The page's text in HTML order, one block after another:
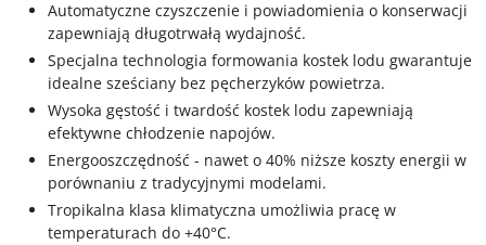
Automatyczne czyszczenie i powiadomienia o konserwacji
zapewniają długotrwałą wydajność.
Specjalna technologia formowania kostek lodu gwarantuje
idealne sześciany bez pęcherzyków powietrza.
Wysoka gęstość i twardość kostek lodu zapewniają
efektywne chłodzenie napojów.
Energooszczędność - nawet o 40% niższe koszty energii w
porównaniu z tradycyjnymi modelami.
Tropikalna klasa klimatyczna umożliwia pracę w
temperaturach do +40°C.